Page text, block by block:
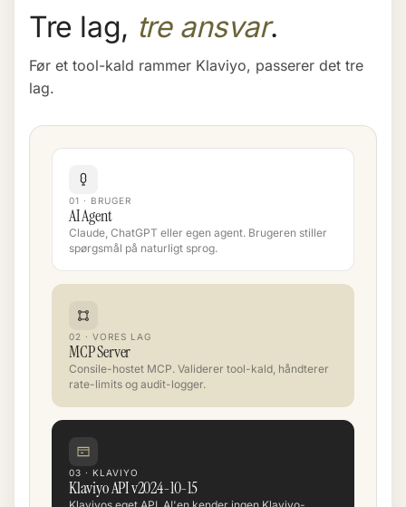
Tre lag, tre ansvar.
Før et tool-kald rammer Klaviyo, passerer det tre
lag.
01 · BRUGER
AI Agent
Claude, ChatGPT eller egen agent. Brugeren stiller
spørgsmål på naturligt sprog.
02 · VORES LAG
MCP Server
Consile-hostet MCP. Validerer tool-kald, håndterer
rate-limits og audit-logger.
03 · KLAVIYO
Klaviyo API v2024-10-15